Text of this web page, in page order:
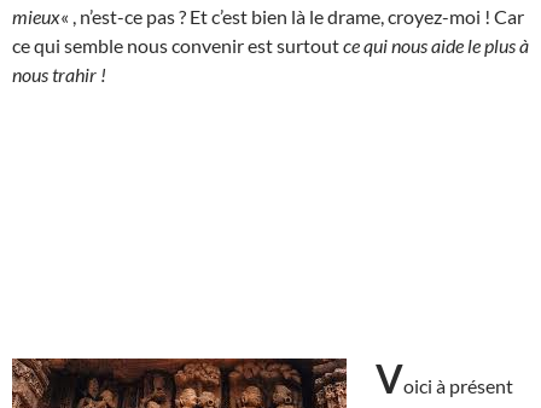
mieux« , n’est-ce pas ? Et c’est bien là le drame, croyez-moi ! Car
ce qui semble nous convenir est surtoutce qui nous aide le plus à
nous trahir !
Voici à présent